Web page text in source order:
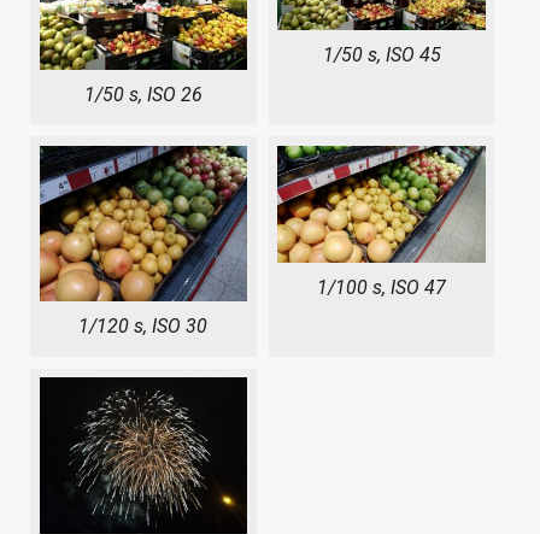
1/50 s, ISO 26
1/50 s, ISO 45
1/120 s, ISO 30
1/100 s, ISO 47